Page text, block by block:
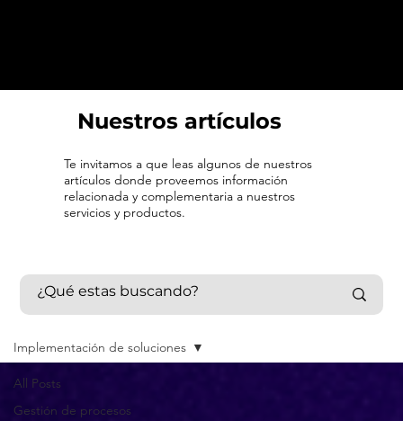
Nuestros artículos
Te invitamos a que leas algunos de nuestros
artículos donde proveemos información
relacionada y complementaria a nuestros
servicios y productos.
All Posts
Gestión de procesos
Implementación de soluciones